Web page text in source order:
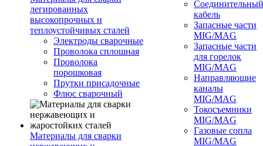
легированных
высокопрочных и
теплоустойчивых сталей
Электроды сварочные
Проволока сплошная
Проволока
порошковая
Прутки присадочные
Флюс сварочный
Материалы для сварки
Соединительный
кабель
Запасные части
MIG/MAG
Запасные части
для горелок
MIG/MAG
Направляющие
каналы
MIG/MAG
Токосъемники
MIG/MAG
Газовые сопла
MIG/MAG